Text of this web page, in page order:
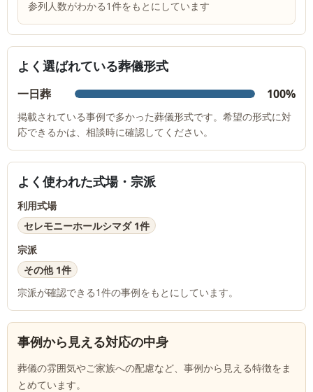
参列人数がわかる1件をもとにしています
よく選ばれている葬儀形式
一日葬 100%
掲載されている事例で多かった葬儀形式です。希望の形式に対
応できるかは、相談時に確認してください。
よく使われた式場・宗派
利用式場
セレモニーホールシマダ 1件
宗派
その他 1件
宗派が確認できる1件の事例をもとにしています。
事例から見える対応の中身
葬儀の雰囲気やご家族への配慮など、事例から見える特徴をま
とめています。